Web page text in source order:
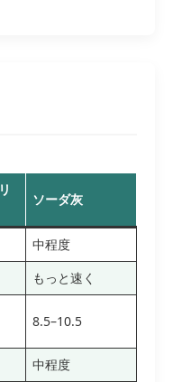
ソーダ灰
中程度
もっと速く
8.5–10.5
中程度